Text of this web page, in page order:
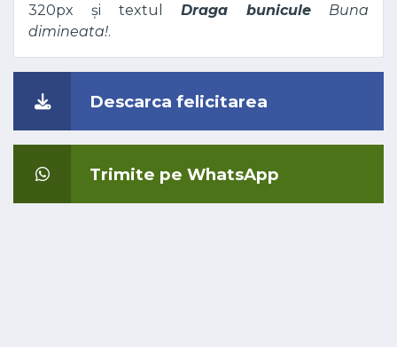
320px și textul Draga bunicule Buna
dimineata!.
Descarca felicitarea
Trimite pe WhatsApp